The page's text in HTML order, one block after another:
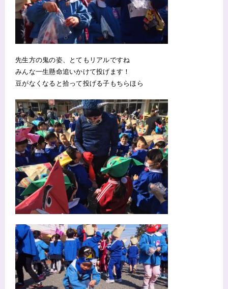
先生方の鬼の姿、とてもリアルですね
みんな一生懸命追いかけて投げます！
豆がなくなると拾って投げる子もちらほら